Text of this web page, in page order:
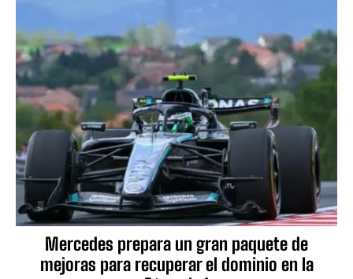
Mercedes prepara un gran paquete de
mejoras para recuperar el dominio en la